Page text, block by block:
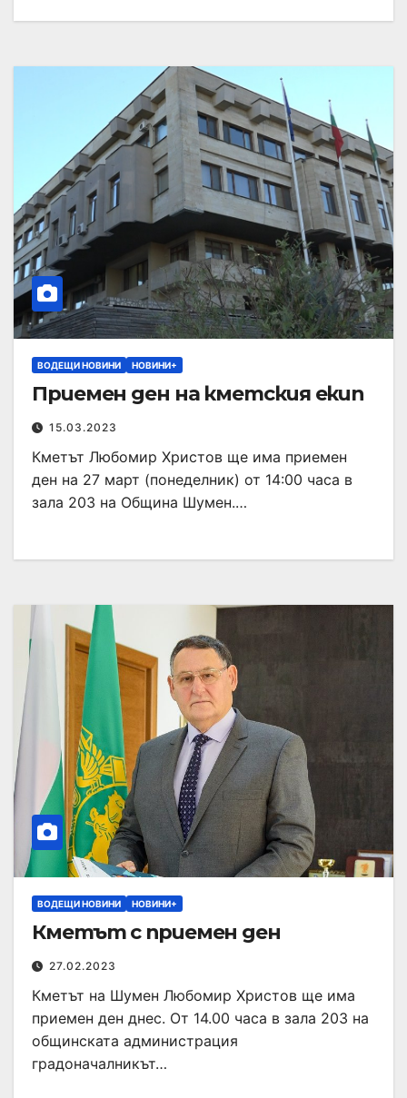
ВОДЕЩИ НОВИНИ НОВИНИ+
Приемен ден на кметския екип
15.03.2023
Кметът Любомир Христов ще има приемен
ден на 27 март (понеделник) от 14:00 часа в
зала 203 на Община Шумен.…
ВОДЕЩИ НОВИНИ НОВИНИ+
Кметът с приемен ден
27.02.2023
Кметът на Шумен Любомир Христов ще има
приемен ден днес. От 14.00 часа в зала 203 на
общинската администрация
градоначалникът…